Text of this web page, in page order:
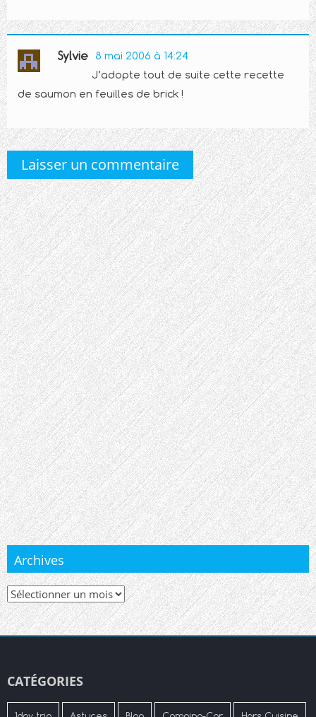
Sylvie 8 mai 2006 à 14:24
J’adopte tout de suite cette recette
de saumon en feuilles de brick !
Laisser un commentaire
Archives
Archives
CATÉGORIES